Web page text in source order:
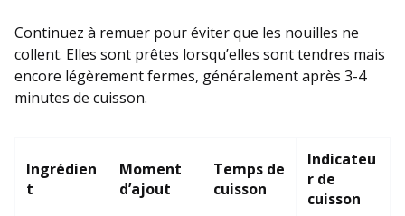
Continuez à remuer pour éviter que les nouilles ne
collent. Elles sont prêtes lorsqu’elles sont tendres mais
encore légèrement fermes, généralement après 3-4
minutes de cuisson.
Ingrédien
t
Moment
d’ajout
Temps de
cuisson
Indicateu
r de
cuisson